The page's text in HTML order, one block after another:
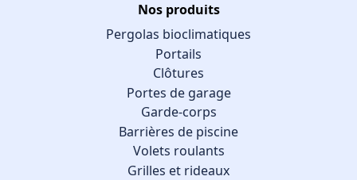
Nos produits
Pergolas bioclimatiques
Portails
Clôtures
Portes de garage
Garde-corps
Barrières de piscine
Volets roulants
Grilles et rideaux